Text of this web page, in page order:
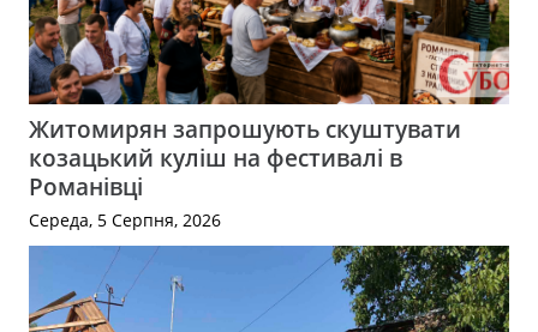
Житомирян запрошують скуштувати
козацький куліш на фестивалі в
Романівці
Середа, 5 Серпня, 2026